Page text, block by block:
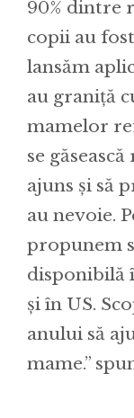
90% dintre
copii au
lansăm
au graniță
mamelor
se
ajuns și să
au nevoie.
propunem
disponibilă
și în US.
anului să
mame.”